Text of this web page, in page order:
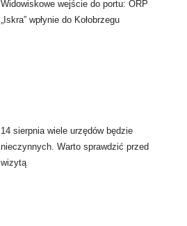
Widowiskowe wejście do portu: ORP
„Iskra” wpłynie do Kołobrzegu
14 sierpnia wiele urzędów będzie
nieczynnych. Warto sprawdzić przed
wizytą